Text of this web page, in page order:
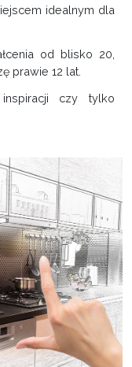
idealnym dla
od blisko 20,
prawie 12 lat.
czy tylko